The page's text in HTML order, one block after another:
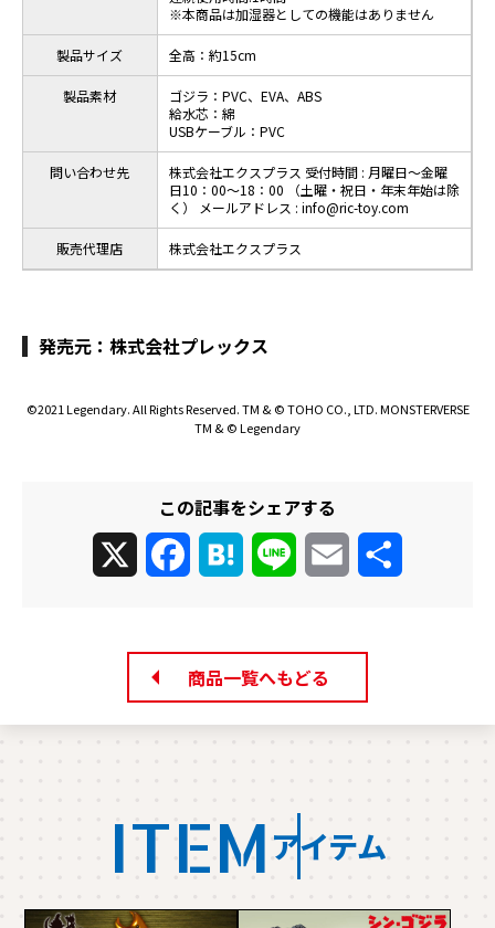
※本商品は加湿器としての機能はありません
製品サイズ 全高：約15cm
製品素材
ゴジラ：PVC、EVA、ABS
給水芯：綿
USBケーブル：PVC
問い合わせ先
株式会社エクスプラス 受付時間 : 月曜日～金曜
日10：00～18：00 （土曜・祝日・年末年始は除
く） メールアドレス : info@ric-toy.com
販売代理店 株式会社エクスプラス
発売元：株式会社プレックス
©2021 Legendary. All Rights Reserved. TM & © TOHO CO., LTD. MONSTERVERSE
TM & © Legendary
この記事をシェアする
FacebookHatena Line Email
商品一覧へもどる
ITEM アイテム